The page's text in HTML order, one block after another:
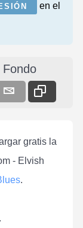
en el
gratis la
- Elvish
.
.